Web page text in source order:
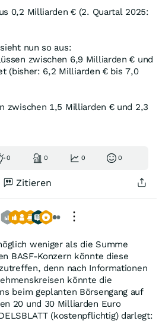
0,2 Milliarden € (2. Quartal 2025:
nun so aus:
zwischen 6,9 Milliarden € und
(bisher: 6,2 Milliarden € bis 7,0
zwischen 1,5 Milliarden € und 2,3
0 0 0 0
Zitieren
weniger als die Summe
BASF-Konzern könnte diese
denn nach Informationen
könnte die
beim geplanten Börsengang auf
20 und 30 Milliarden Euro
(kostenpflichtig) darlegt: